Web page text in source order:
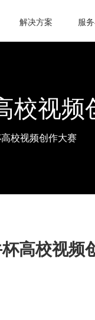
解决方案 服
校视频
校视频创作大赛
高校视频